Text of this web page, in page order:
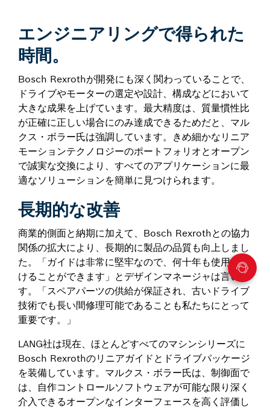
エンジニアリングで得られた
時間。
Bosch Rexrothが開発にも深く関わっていることで、
ドライブやモーターの選定や設計、構成などにおいて
大きな成果を上げています。最大精度は、質量慣性比
が正確に正しい場合にのみ達成できるためだと、マル
クス・ボラー氏は強調しています。きめ細かなリニア
モーションテクノロジーのポートフォリオとオープン
で誠実な交換により、すべてのアプリケーションに最
適なソリューションを簡単に見つけられます。
長期的な改善
商業的側面と納期に加えて、Bosch Rexrothとの協力
関係の拡大により、長期的に製品の品質も向上しまし
た。「ガイドは非常に堅牢なので、何十年も使用し続
けることができます」とデザインマネージャは言いま
す。「スペアパーツの供給が保証され、古いドライブ
技術でも長い間修理可能であることも私たちにとって
重要です。」
LANG社は現在、ほとんどすべてのマシンシリーズに
Bosch Rexrothのリニアガイドとドライブパッケージ
を装備しています。マルクス・ボラー氏は、制御面で
は、自作コントロールソフトウェアが可能な限り深く
介入できるオープンなインターフェースを高く評価し